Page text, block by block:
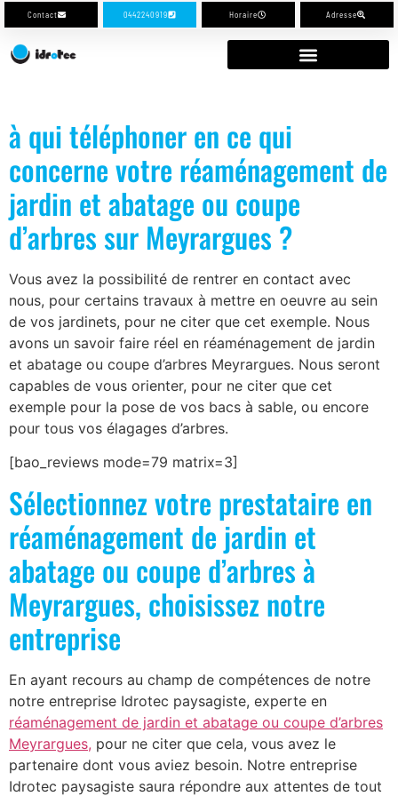
Contact 0442240919 Horaire Adresse
à qui téléphoner en ce qui
concerne votre réaménagement de
jardin et abatage ou coupe
d’arbres sur Meyrargues ?
Vous avez la possibilité de rentrer en contact avec
nous, pour certains travaux à mettre en oeuvre au sein
de vos jardinets, pour ne citer que cet exemple. Nous
avons un savoir faire réel en réaménagement de jardin
et abatage ou coupe d’arbres Meyrargues. Nous seront
capables de vous orienter, pour ne citer que cet
exemple pour la pose de vos bacs à sable, ou encore
pour tous vos élagages d’arbres.
[bao_reviews mode=79 matrix=3]
Sélectionnez votre prestataire en
réaménagement de jardin et
abatage ou coupe d’arbres à
Meyrargues, choisissez notre
entreprise
En ayant recours au champ de compétences de notre
notre entreprise Idrotec paysagiste, experte en
réaménagement de jardin et abatage ou coupe d’arbres
Meyrargues, pour ne citer que cela, vous avez le
partenaire dont vous aviez besoin. Notre entreprise
Idrotec paysagiste saura répondre aux attentes de tout